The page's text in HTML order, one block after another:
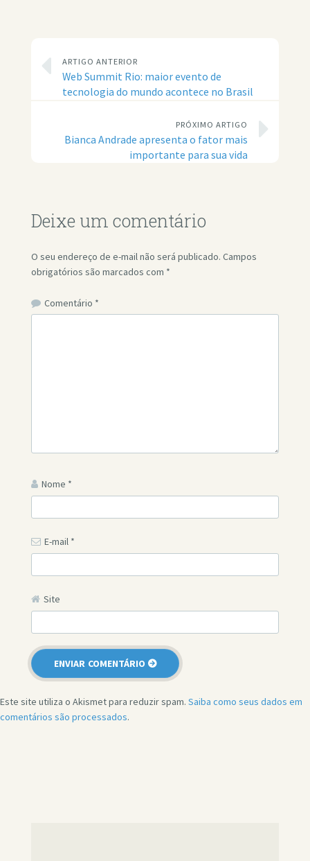
ARTIGO ANTERIOR
Web Summit Rio: maior evento de
tecnologia do mundo acontece no Brasil
PRÓXIMO ARTIGO
Bianca Andrade apresenta o fator mais
importante para sua vida
Deixe um comentário
O seu endereço de e-mail não será publicado. Campos
obrigatórios são marcados com *
Comentário *
Nome *
E-mail *
Site
Este site utiliza o Akismet para reduzir spam. Saiba como seus dados em
comentários são processados.